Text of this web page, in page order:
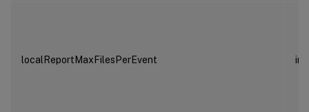
localReportMaxFilesPerEvent int